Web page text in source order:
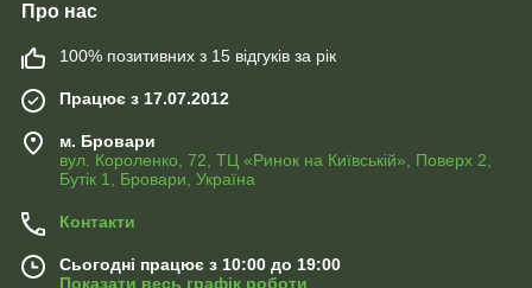
Про нас
100% позитивних з 15 відгуків за рік
Працює з 17.07.2012
м. Бровари
вул. Короленко, 72, ТЦ «Ринок на Київській», Поверх 2,
Бутік 1, Бровари, Україна
Контакти
Сьогодні працює з 10:00 до 19:00
Показати весь графік роботи